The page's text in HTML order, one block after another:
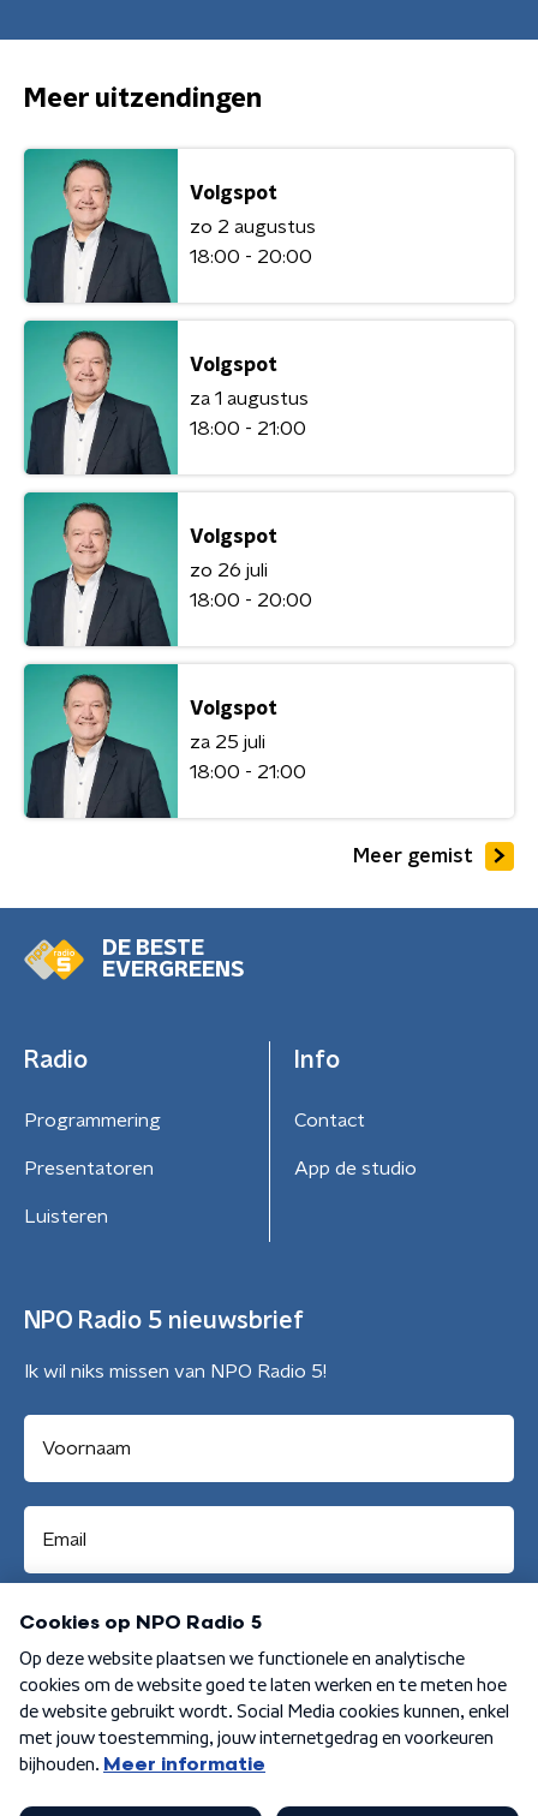
Meer uitzendingen
Volgspot
zo 2 augustus
18:00 - 20:00
Volgspot
za 1 augustus
18:00 - 21:00
Volgspot
zo 26 juli
18:00 - 20:00
Volgspot
za 25 juli
18:00 - 21:00
Meer gemist
DE BESTE
EVERGREENS
Radio
Programmering
Presentatoren
Luisteren
Info
Contact
App de studio
NPO Radio 5 nieuwsbrief
Ik wil niks missen van NPO Radio 5!
Aanmelden
Algemene voorwaarden